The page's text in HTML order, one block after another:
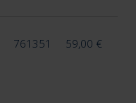
761351 59,00 €